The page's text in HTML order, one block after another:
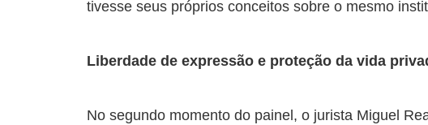
tivesse seus próprios conceitos sobre o mesmo
Liberdade de expressão e proteção da vida
No segundo momento do painel, o jurista Miguel